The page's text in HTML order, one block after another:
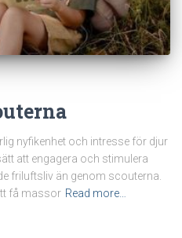
nyfikenhet och intresse för djur
att engagera och stimulera
friluftsliv än genom scouterna.
få massor Read more…